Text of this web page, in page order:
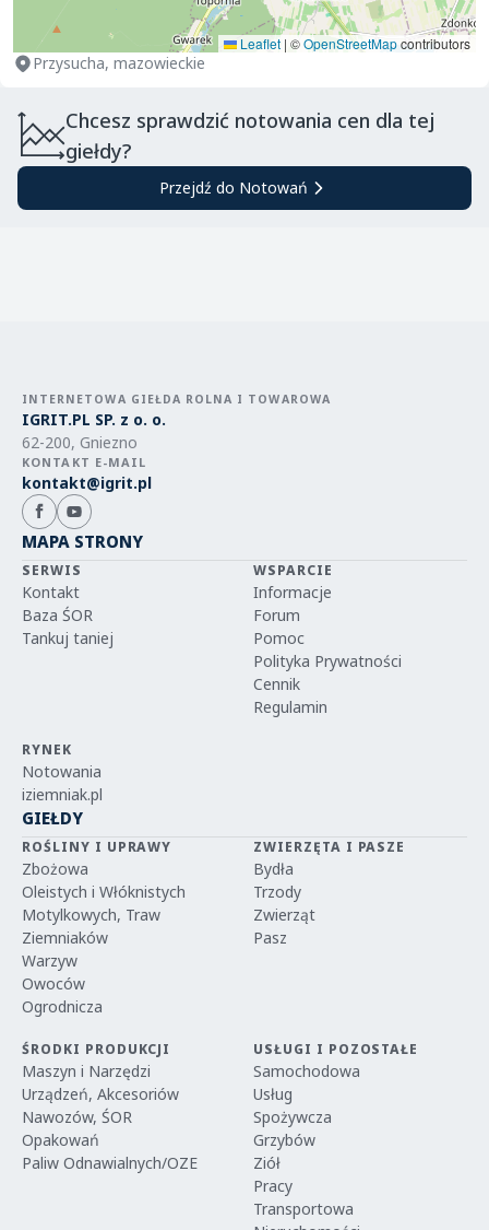
Leaflet | ©OpenStreetMapcontributors
Przysucha, mazowieckie
Chcesz sprawdzić notowania cen dla tej
giełdy?
Przejdź do Notowań
INTERNETOWA GIEŁDA ROLNA I TOWAROWA
IGRIT.PL SP. z o. o.
62-200, Gniezno
KONTAKT E-MAIL
kontakt@igrit.pl
MAPA STRONY
SERWIS
Kontakt
Baza ŚOR
Tankuj taniej
WSPARCIE
Informacje
Forum
Pomoc
Polityka Prywatności
Cennik
Regulamin
RYNEK
Notowania
iziemniak.pl
GIEŁDY
ROŚLINY I UPRAWY
Zbożowa
Oleistych i Włóknistych
Motylkowych, Traw
Ziemniaków
Warzyw
Owoców
Ogrodnicza
ZWIERZĘTA I PASZE
Bydła
Trzody
Zwierząt
Pasz
ŚRODKI PRODUKCJI
Maszyn i Narzędzi
Urządzeń, Akcesoriów
Nawozów, ŚOR
Opakowań
Paliw Odnawialnych/OZE
USŁUGI I POZOSTAŁE
Samochodowa
Usług
Spożywcza
Grzybów
Ziół
Pracy
Transportowa